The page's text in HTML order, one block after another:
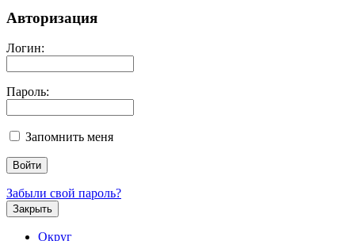
Авторизация
Логин:
Пароль:
Запомнить меня
Забыли свой пароль?
Закрыть
Округ